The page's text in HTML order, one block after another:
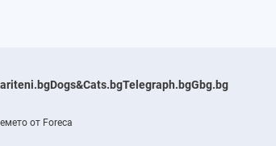
Dogs&Cats.bgTelegraph.bgGbg.bg
от Foreca